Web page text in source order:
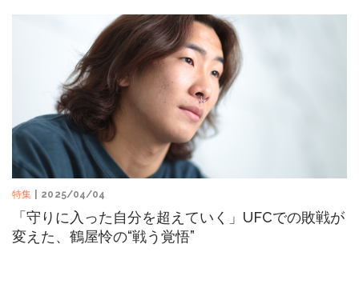
特集 | 2025/04/04
「守りに入った自分を超えていく」UFCでの敗戦が
変えた、鶴屋怜の“戦う覚悟”